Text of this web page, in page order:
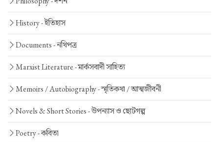
History -ইতিহাস
Documents -নথিপত্র
Marxist Literature -মার্কসবাদী সাহিত্য
Memoirs / Autobiography -স্মৃতিকথা / আত্মজীবনী
Novels & Short Stories -উপন্যাস ও ছোটগল্প
Poetry -কবিতা